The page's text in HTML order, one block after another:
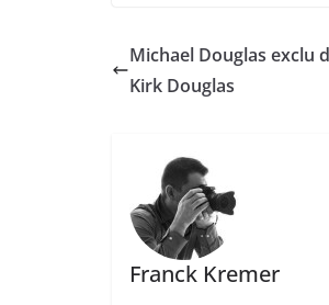
Michael Douglas exclu
Kirk Douglas
Franck Kremer